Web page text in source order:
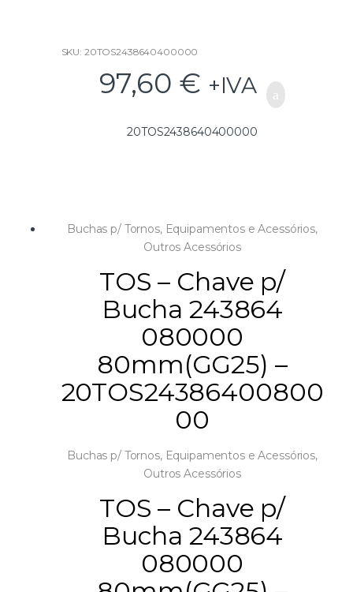
SKU: 20TOS2438640400000
97,60 € +IVA
20TOS2438640400000
Buchas p/ Tornos, Equipamentos e Acessórios,
Outros Acessórios
TOS – Chave p/
Bucha 243864
080000
80mm(GG25) –
20TOS24386400800
00
Buchas p/ Tornos, Equipamentos e Acessórios,
Outros Acessórios
TOS – Chave p/
Bucha 243864
080000